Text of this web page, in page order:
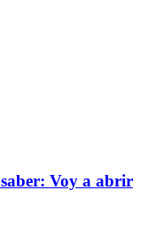
Voy a abrir